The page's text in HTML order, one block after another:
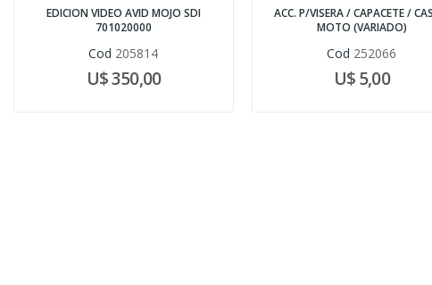
EDICION VIDEO AVID MOJO SDI
701020000
Cod 205814
U$ 350,00
ACC. P/VISERA / CAPACETE /
MOTO (VARIADO)
Cod 252066
U$ 5,00